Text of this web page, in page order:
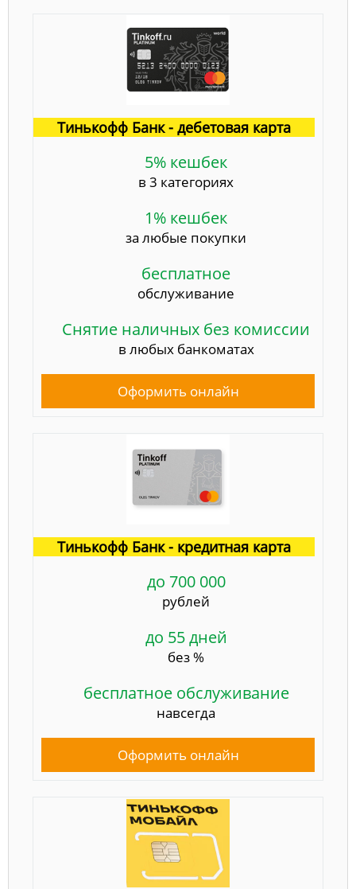
Тинькофф Банк - дебетовая карта
5% кешбек
в 3 категориях
1% кешбек
за любые покупки
бесплатное
обслуживание
Снятие наличных без комиссии
в любых банкоматах
Оформить онлайн
Тинькофф Банк - кредитная карта
до 700 000
рублей
до 55 дней
без %
бесплатное обслуживание
навсегда
Оформить онлайн